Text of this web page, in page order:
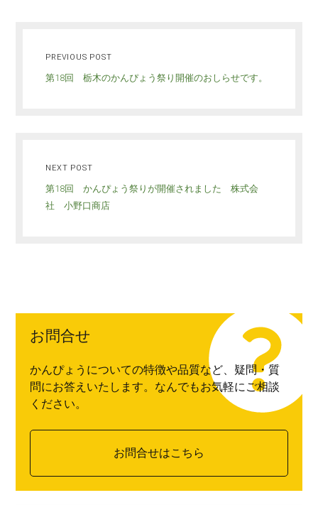
PREVIOUS POST
第18回 栃木のかんぴょう祭り開催のおしらせです。
NEXT POST
第18回 かんぴょう祭りが開催されました 株式会
社 小野口商店
お問合せ
かんぴょうについての特徴や品質など、疑問・質
問にお答えいたします。なんでもお気軽にご相談
ください。
お問合せはこちら